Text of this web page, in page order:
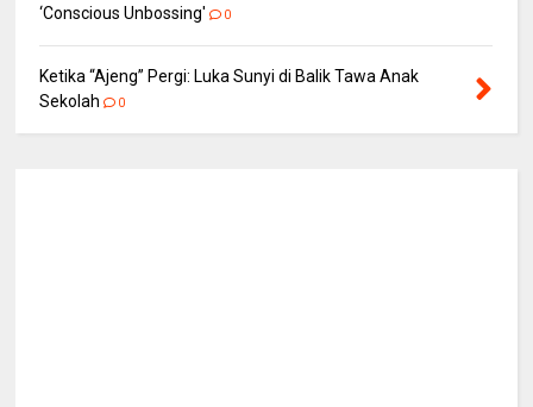
‘Conscious Unbossing'
0
Ketika “Ajeng” Pergi: Luka Sunyi di Balik Tawa Anak
Sekolah
0